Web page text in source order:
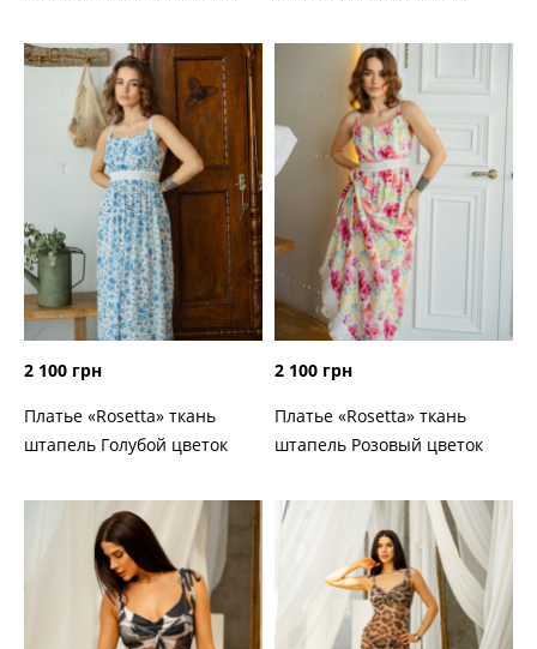
2 100 грн
Платье «Rosetta» ткань
штапель Голубой цветок
2 100 грн
Платье «Rosetta» ткань
штапель Розовый цветок